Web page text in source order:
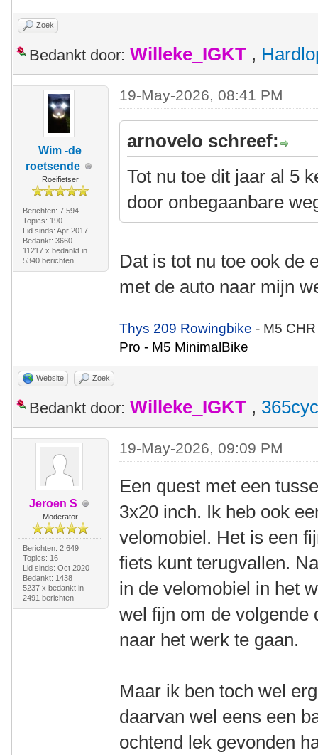
Zoek
Bedankt door: Willeke_IGKT ,
Wim -de
roetsende
Roeifietser
Berichten: 7.594
Topics: 190
Lid sinds: Apr 2017
Bedankt: 3660
11217 x bedankt in
5340 berichten
19-May-2026, 08:41 PM
arnovelo schreef:
Tot nu toe dit jaar al 5
door onbegaanbare
Dat is tot nu toe ook de
met de auto naar mijn
Thys 209 Rowingbike- M5
Pro - M5 MinimalBike
Website Zoek
Bedankt door: Willeke_IGKT ,
Jeroen S
Moderator
Berichten: 2.649
Topics: 16
Lid sinds: Oct 2020
Bedankt: 1438
5237 x bedankt in
2491 berichten
19-May-2026, 09:09 PM
Een quest met een
3x20 inch. Ik heb ook
velomobiel. Het is een
fiets kunt terugvallen.
in de velomobiel in het
wel fijn om de volgende
naar het werk te gaan.
Maar ik ben toch wel
daarvan wel eens een
ochtend lek gevonden